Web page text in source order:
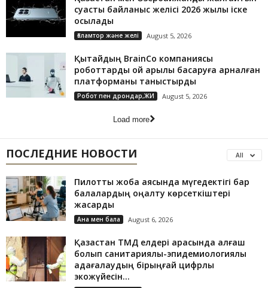
суасты байланыс желісі 2026 жылы іске
қосылады
Ғаламтор және желі August 5, 2026
Қытайдың BrainCo компаниясы
роботтарды ой арқылы басқаруға арналған
платформаны таныстырды
Робот пен дрондар,ЖИ August 5, 2026
Load more
ПОСЛЕДНИЕ НОВОСТИ All
Пилоттық жоба аясында мүгедектігі бар
балалардың оңалту көрсеткіштері
жақсарды
Ана мен бала August 6, 2026
Қазақстан ТМД елдері арасында алғаш
болып санитариялық-эпидемиологиялық
қадағалаудың бірыңғай цифрлық
экожүйесін...